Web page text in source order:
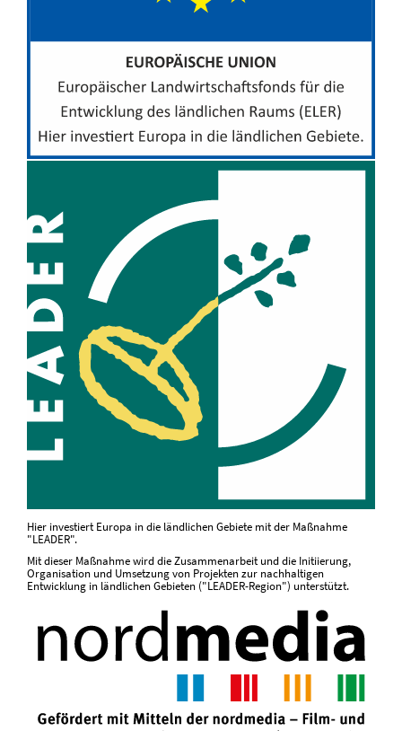
Hier investiert Europa in die ländlichen Gebiete mit der Maßnahme
"LEADER".
Mit dieser Maßnahme wird die Zusammenarbeit und die Initiierung,
Organisation und Umsetzung von Projekten zur nachhaltigen
Entwicklung in ländlichen Gebieten ("LEADER-Region") unterstützt.